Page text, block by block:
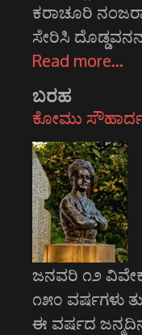
ಕರಾಚೂರಿ
ಸೇರಿಸಿ
Read more…
ಬರಹ
ಕೋಮು
ಜನವರಿ ೧೨
೧೫೦ ವರ್ಷಗಳು
ಈ ವರ್ಷದ